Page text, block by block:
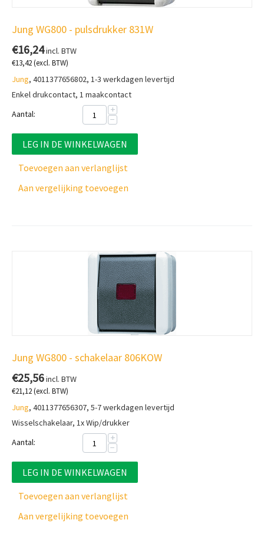
Jung WG800 - pulsdrukker 831W
€16,24incl. BTW
€13,42(excl. BTW)
Jung, 4011377656802, 1-3 werkdagen levertijd
Enkel drukcontact, 1 maakcontact
Aantal:
+
−
LEG IN DE WINKELWAGEN
Toevoegen aan verlanglijst
Aan vergelijking toevoegen
Jung WG800 - schakelaar 806KOW
€25,56incl. BTW
€21,12(excl. BTW)
Jung, 4011377656307, 5-7 werkdagen levertijd
Wisselschakelaar, 1x Wip/drukker
Aantal:
+
−
LEG IN DE WINKELWAGEN
Toevoegen aan verlanglijst
Aan vergelijking toevoegen